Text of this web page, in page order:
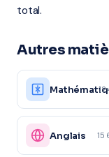
total.
Autres
12
Anglais 15